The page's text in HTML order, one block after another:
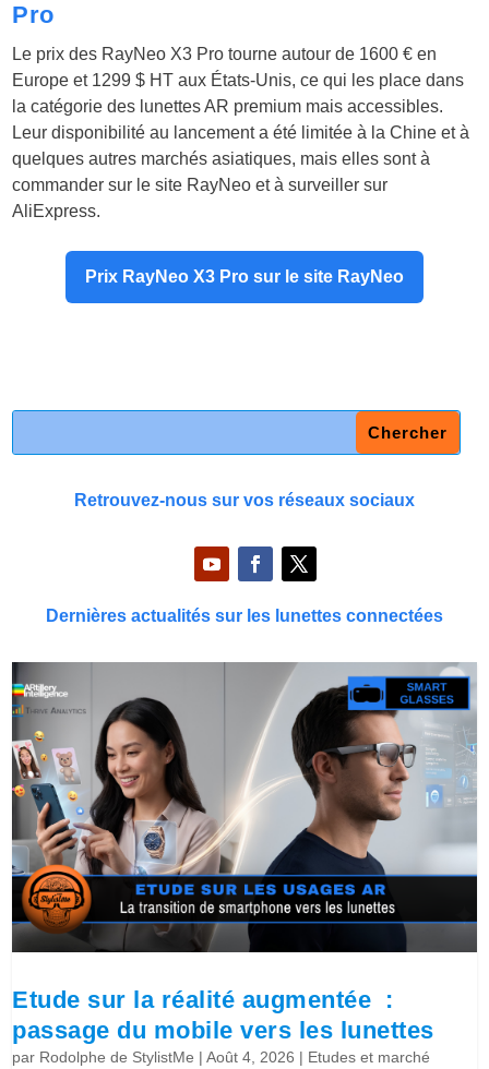
Pro
Le prix des RayNeo X3 Pro tourne autour de 1600 € en
Europe et 1299 $ HT aux États-Unis, ce qui les place dans
la catégorie des lunettes AR premium mais accessibles.
Leur disponibilité au lancement a été limitée à la Chine et à
quelques autres marchés asiatiques, mais elles sont à
commander sur le site RayNeo et à surveiller sur
AliExpress.
Prix RayNeo X3 Pro sur le site RayNeo
Retrouvez-nous sur vos réseaux sociaux
Dernières actualités sur les lunettes connectées
Etude sur la réalité augmentée :
passage du mobile vers les lunettes
par Rodolphe de StylistMe |Août 4, 2026 | Etudes et marché